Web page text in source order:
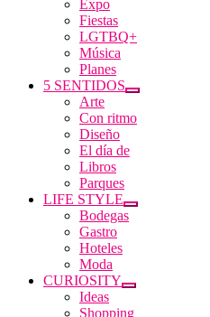
Expo
Fiestas
LGTBQ+
Música
Planes
5 SENTIDOS
Arte
Con ritmo
Diseño
El día de
Libros
Parques
LIFE STYLE
Bodegas
Gastro
Hoteles
Moda
CURIOSITY
Ideas
Shopping